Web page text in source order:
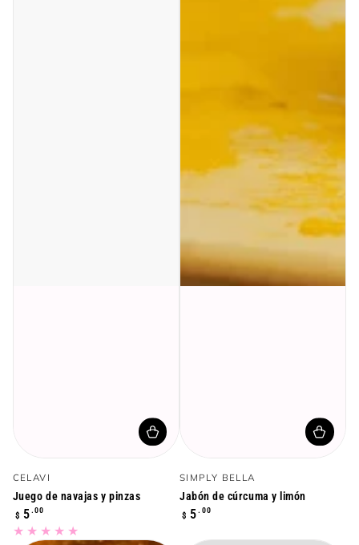
Vendedor:
CELAVI
Juego de navajas y pinzas
Precio
regular
$ 5 .00
Vendedor:
SIMPLY BELLA
Jabón de cúrcuma y limón
Precio
$ 5 .00